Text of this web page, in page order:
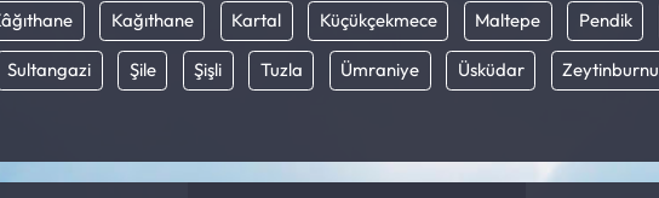
Kağıthane Kartal Küçükçekmece Maltepe Pendik
Sultangazi Şile Şişli Tuzla Ümraniye Üsküdar Zeytinburnu